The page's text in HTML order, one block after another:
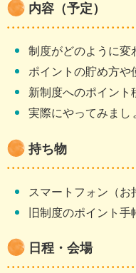
内容（予定）
制度がどのように変
ポイントの貯め方や
新制度へのポイント
実際にやってみまし
持ち物
スマートフォン（お
旧制度のポイント手
日程・会場